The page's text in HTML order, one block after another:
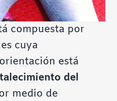
compuesta por
cuya
está
del
medio de